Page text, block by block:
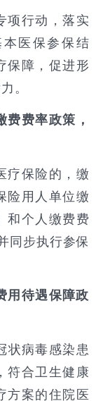
行动，落实
医保参保结
保障，促进形
。
费率政策，
保险的，缴
险用人单位缴
和个人缴费费
同步执行参保
用待遇保障政
病毒感染患
符合卫生健康
方案的住院医